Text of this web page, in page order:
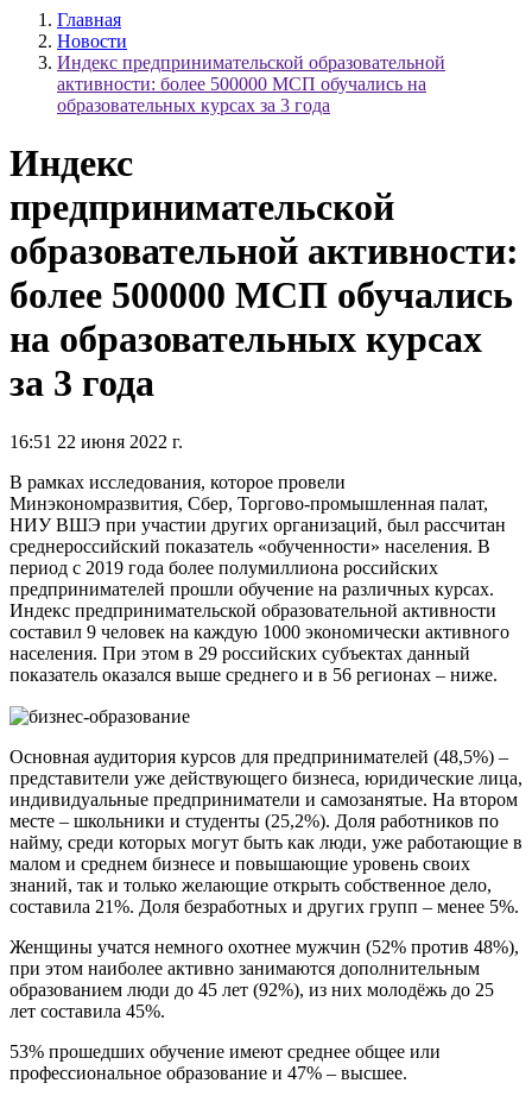
Главная
Новости
Индекс предпринимательской образовательной
активности: более 500000 МСП обучались на
образовательных курсах за 3 года
Индекс
предпринимательской
образовательной активности:
более 500000 МСП обучались
на образовательных курсах
за 3 года
16:51 22 июня 2022 г.
В рамках исследования, которое провели
Минэкономразвития, Сбер, Торгово-промышленная палат,
НИУ ВШЭ при участии других организаций, был рассчитан
среднероссийский показатель «обученности» населения. В
период с 2019 года более полумиллиона российских
предпринимателей прошли обучение на различных курсах.
Индекс предпринимательской образовательной активности
составил 9 человек на каждую 1000 экономически активного
населения. При этом в 29 российских субъектах данный
показатель оказался выше среднего и в 56 регионах – ниже.
Основная аудитория курсов для предпринимателей (48,5%) –
представители уже действующего бизнеса, юридические лица,
индивидуальные предприниматели и самозанятые. На втором
месте – школьники и студенты (25,2%). Доля работников по
найму, среди которых могут быть как люди, уже работающие в
малом и среднем бизнесе и повышающие уровень своих
знаний, так и только желающие открыть собственное дело,
составила 21%. Доля безработных и других групп – менее 5%.
Женщины учатся немного охотнее мужчин (52% против 48%),
при этом наиболее активно занимаются дополнительным
образованием люди до 45 лет (92%), из них молодёжь до 25
лет составила 45%.
53% прошедших обучение имеют среднее общее или
профессиональное образование и 47% – высшее.